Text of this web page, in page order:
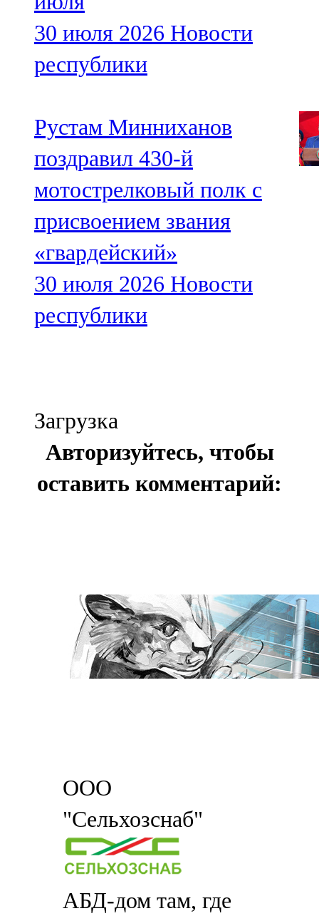
30 июля 2026 Новости
республики
Рустам Минниханов
поздравил 430-й
мотострелковый полк с
присвоением звания
«гвардейский»
30 июля 2026 Новости
республики
Загрузка
Авторизуйтесь, чтобы
оставить комментарий:
ООО
"Сельхозснаб"
АБД-дом там, где